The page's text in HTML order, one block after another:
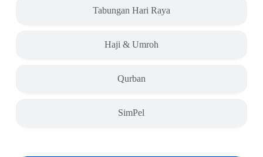
Tabungan Hari Raya
Haji & Umroh
Qurban
SimPel